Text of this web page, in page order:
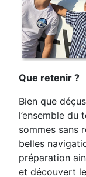
Que retenir ?
Bien que
l’ensemble du
sommes sans
belles
préparation
et découvert